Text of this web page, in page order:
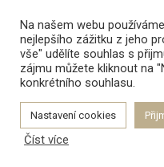
Na našem webu
nejlepšího zážitku z jeho
vše" udělíte souhlas s
zájmu můžete kliknout na
konkrétního souhlasu.
Nastavení cookies
Číst více